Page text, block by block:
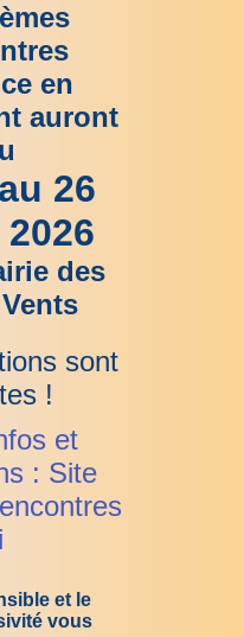
en
auront
26
des
sont
!
et
: Site
et le
vous